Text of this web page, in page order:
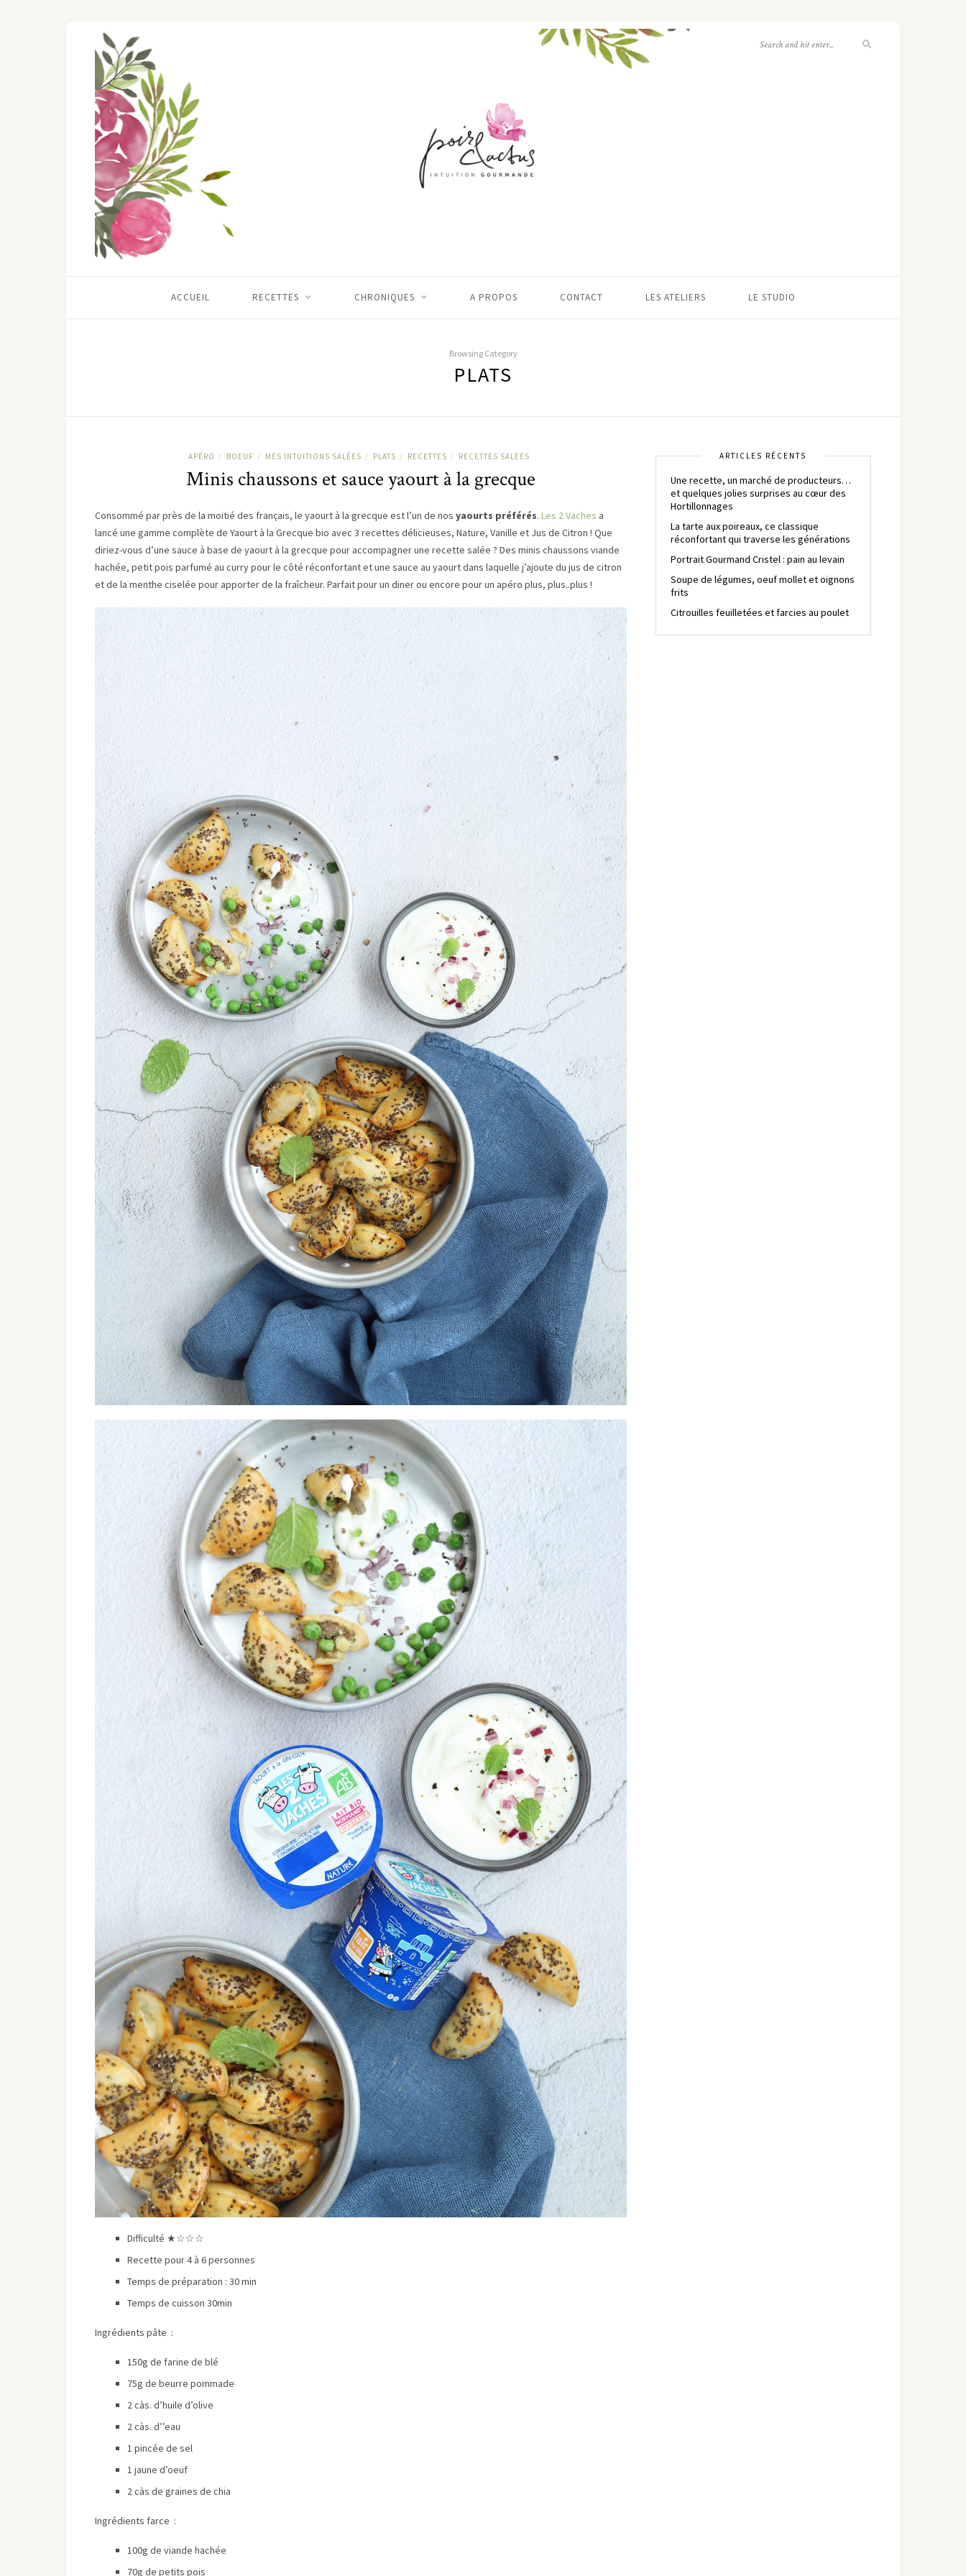
ACCUEIL RECETTES CHRONIQUES A PROPOS CONTACT LES ATELIERS LE STUDIO
Browsing Category
PLATS
APÉRO / BOEUF / MES INTUITIONS SALÉES / PLATS / RECETTES / RECETTES SALEES
Minis chaussons et sauce yaourt à la grecque
Consommé par près de la moitié des français, le yaourt à la grecque est l’un de nos yaourts préférés. Les 2 Vaches a
lancé une gamme complète de Yaourt à la Grecque bio avec 3 recettes délicieuses, Nature, Vanille et Jus de Citron ! Que
diriez-vous d’une sauce à base de yaourt à la grecque pour accompagner une recette salée ? Des minis chaussons viande
hachée, petit pois parfumé au curry pour le côté réconfortant et une sauce au yaourt dans laquelle j’ajoute du jus de citron
et de la menthe ciselée pour apporter de la fraîcheur. Parfait pour un diner ou encore pour un apéro plus, plus..plus !
Difficulté ★☆☆☆
Recette pour 4 à 6 personnes
Temps de préparation : 30 min
Temps de cuisson 30min
Ingrédients pâte :
150g de farine de blé
75g de beurre pommade
2 càs. d’huile d’olive
2 càs. d’’eau
1 pincée de sel
1 jaune d’oeuf
2 càs de graines de chia
Ingrédients farce :
100g de viande hachée
70g de petits pois
ARTICLES RÉCENTS
Une recette, un marché de producteurs…
et quelques jolies surprises au cœur des
Hortillonnages
La tarte aux poireaux, ce classique
réconfortant qui traverse les générations
Portrait Gourmand Cristel : pain au levain
Soupe de légumes, oeuf mollet et oignons
frits
Citrouilles feuilletées et farcies au poulet